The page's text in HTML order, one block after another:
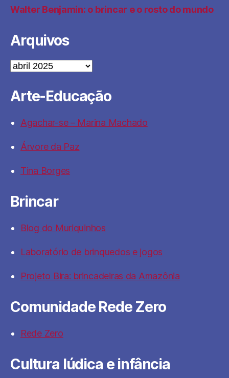
Walter Benjamin: o brincar e o rosto do mundo
Arquivos
Arquivos
Arte-Educação
Agachar-se – Marina Machado
Árvore da Paz
Tina Borges
Brincar
Blog do Muriquinhos
Laboratório de brinquedos e jogos
Projeto Bira: brincadeiras da Amazônia
Comunidade Rede Zero
Rede Zero
Cultura lúdica e infância